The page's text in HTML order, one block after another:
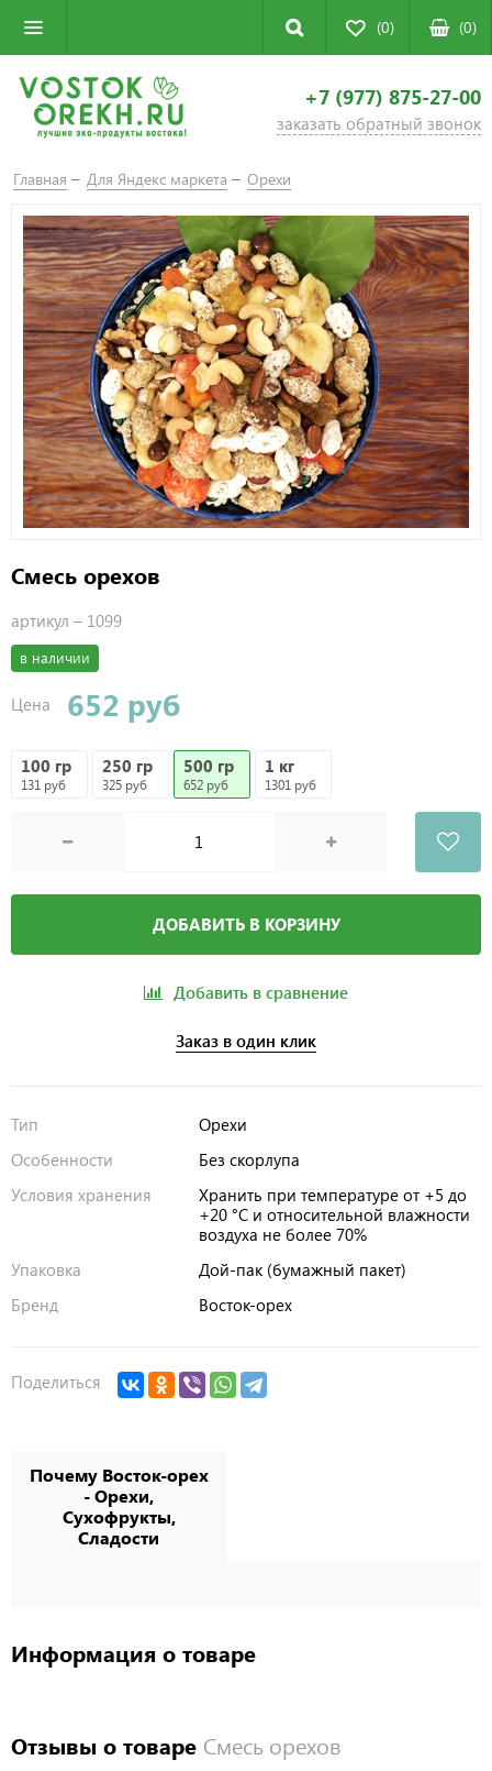
(0) (0)
+7 (977) 875-27-00
заказать обратный звонок
Главная Для Яндекс маркета Орехи
Смесь орехов
артикул – 1099
в наличии
Цена 652 руб
100 гр
131 руб
250 гр
325 руб
500 гр
652 руб
1 кг
1301 руб
ДОБАВИТЬ В КОРЗИНУ
Добавить в сравнение
Заказ в один клик
Тип
Орехи
Особенности
Без скорлупа
Условия хранения
Хранить при температуре от +5 до
+20 °C и относительной влажности
воздуха не более 70%
Упаковка
Дой-пак (бумажный пакет)
Бренд
Восток-орех
Поделиться
Почему Восток-орех
- Орехи,
Сухофрукты,
Сладости
Информация о товаре
Отзывы о товаре Смесь орехов